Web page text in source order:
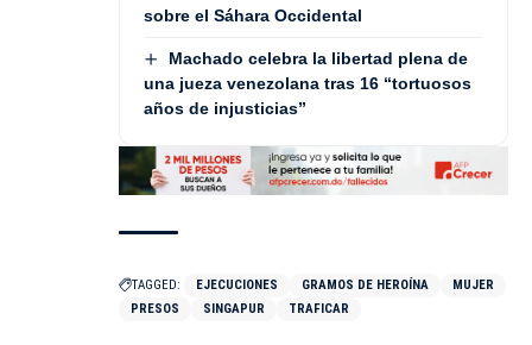
sobre el Sáhara Occidental
Machado celebra la libertad plena de
una jueza venezolana tras 16 “tortuosos
años de injusticias”
TAGGED: EJECUCIONES GRAMOS DE HEROÍNA
MUJER
PRESOS
SINGAPUR TRAFICAR